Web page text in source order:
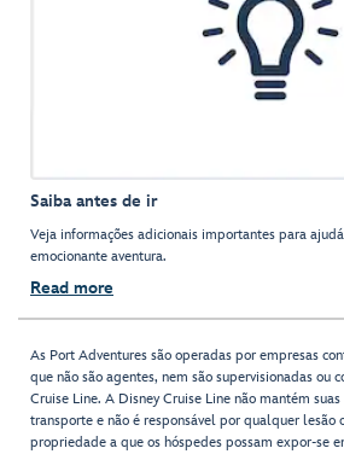
Saiba antes de ir
Veja informações adicionais importantes para
emocionante aventura.
Read more
As Port Adventures são operadas por empresas
que não são agentes, nem são supervisionadas ou
Cruise Line. A Disney Cruise Line não mantém
transporte e não é responsável por qualquer lesão
propriedade a que os hóspedes possam expor-se